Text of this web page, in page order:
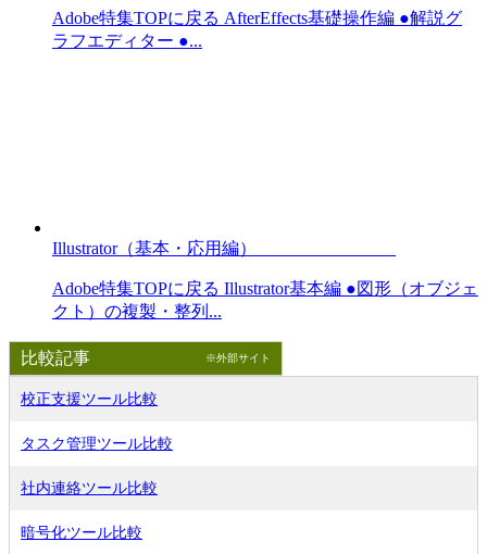
Adobe特集TOPに戻る AfterEffects基礎操作編 ●解説グ
ラフエディター ●...
Illustrator（基本・応用編）
Adobe特集TOPに戻る Illustrator基本編 ●図形（オブジェ
クト）の複製・整列...
比較記事 ※外部サイト
校正支援ツール比較
タスク管理ツール比較
社内連絡ツール比較
暗号化ツール比較